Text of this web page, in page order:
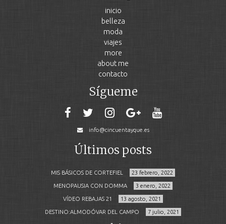
inicio
belleza
moda
viajes
more
about me
contacto
Sígueme
info@cincuentayque.es
Últimos posts
MIS BÁSICOS DE CORTEFIEL 23 febrero, 2022
MENOPAUSIA CON DOMMA 3 enero, 2022
VÍDEO REBAJAS 21 13 agosto, 2021
DESTINO:ALMODÓVAR DEL CAMPO 7 julio, 2021